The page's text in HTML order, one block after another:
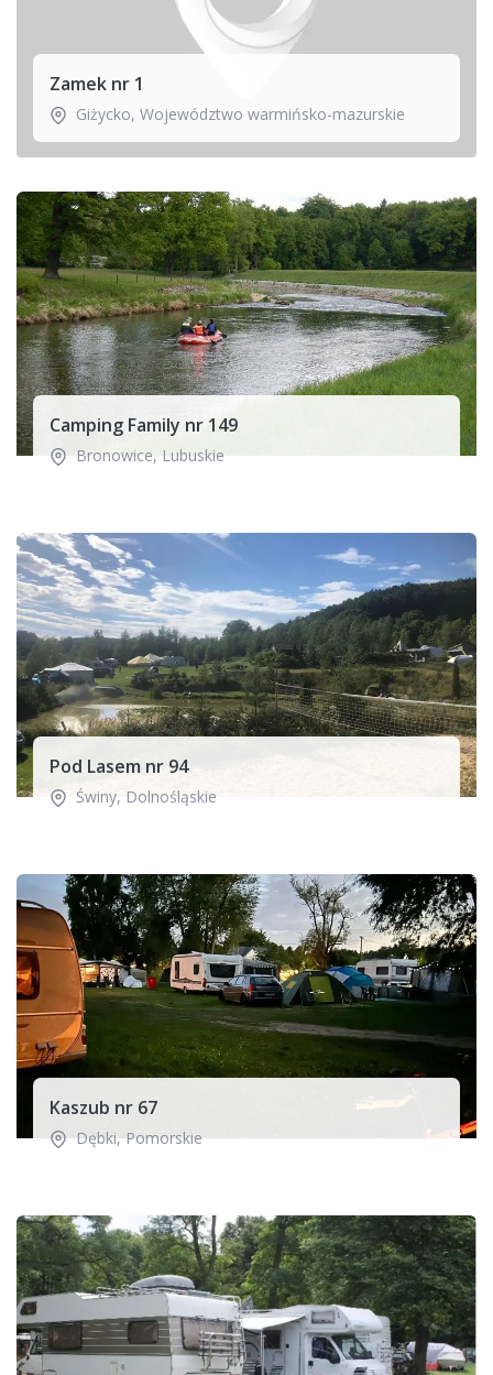
Zamek nr 1
Giżycko, Województwo warmińsko-mazurskie
Camping Family nr 149
Bronowice, Lubuskie
Pod Lasem nr 94
Świny, Dolnośląskie
Kaszub nr 67
Dębki,Pomorskie